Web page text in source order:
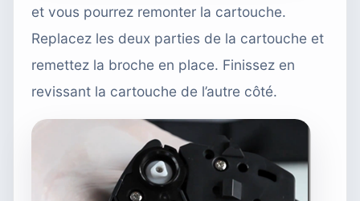
et vous pourrez remonter la cartouche.
Replacez les deux parties de la cartouche et
remettez la broche en place. Finissez en
revissant la cartouche de l’autre côté.